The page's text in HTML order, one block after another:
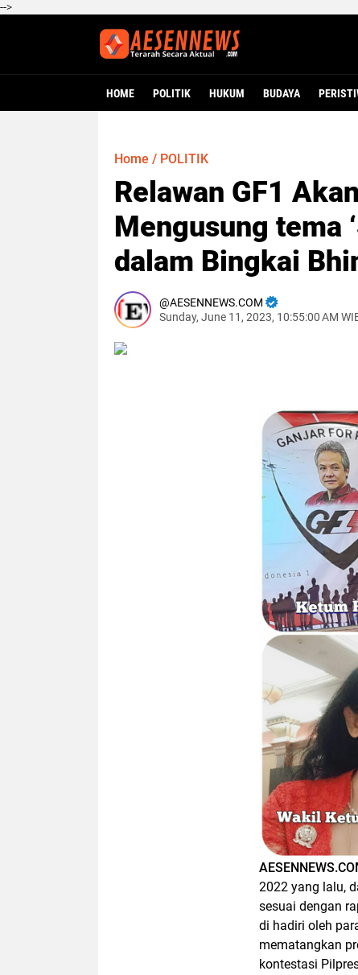
-->
HOME POLITIK HUKUM BUDAYA
Home / POLITIK
Relawan GF1
Mengusung tema
dalam Bingkai
AESENNEWS.COM
Sunday, June 11, 2023, 10:55:00 AM
2022 yang lalu,
sesuai dengan
di hadiri oleh
mematangkan
kontestasi